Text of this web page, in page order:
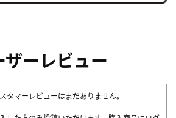
ザーレビュー
タマーレビューはまだありません。